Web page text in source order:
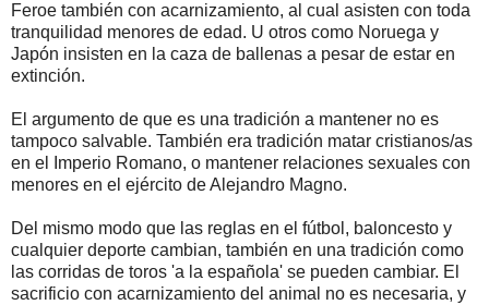
Feroe también con acarnizamiento, al cual asisten con toda
tranquilidad menores de edad. U otros como Noruega y
Japón insisten en la caza de ballenas a pesar de estar en
extinción.
El argumento de que es una tradición a mantener no es
tampoco salvable. También era tradición matar cristianos/as
en el Imperio Romano, o mantener relaciones sexuales con
menores en el ejército de Alejandro Magno.
Del mismo modo que las reglas en el fútbol, baloncesto y
cualquier deporte cambian, también en una tradición como
las corridas de toros 'a la española' se pueden cambiar. El
sacrificio con acarnizamiento del animal no es necesaria, y